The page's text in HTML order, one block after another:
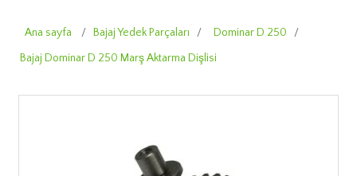
Ana sayfa / Bajaj Yedek Parçaları / Dominar D 250
/
Bajaj Dominar D 250 Marş Aktarma Dişlisi